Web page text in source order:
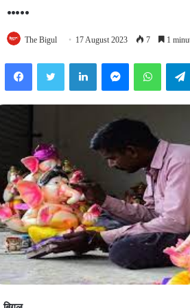
…..
The Bigul 17 August 2023 7 1
FacebookTwitter LinkedInMessenger